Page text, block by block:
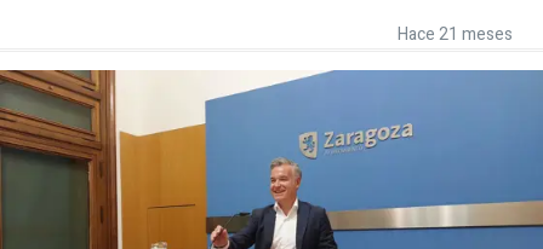
Hace 21 meses